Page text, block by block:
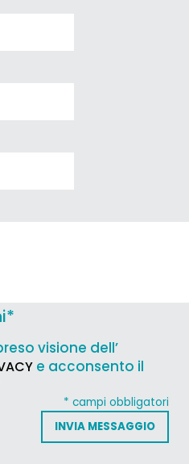
*
visione dell’
e acconsento il
* campi obbligatori